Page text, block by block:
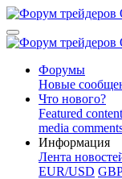
Форумы
Новые
Что нового?
Featured content
media
Информация
Лента
EUR/USD